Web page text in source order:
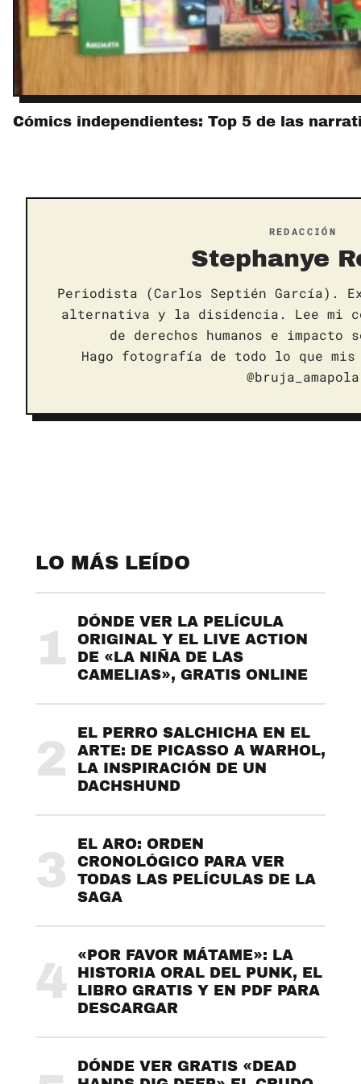
Cómics independientes: Top 5 de las
REDACCIÓN
Stephanye
Periodista (Carlos Septién García).
alternativa y la disidencia. Lee mi
de derechos humanos e
Hago fotografía de todo lo que
@bruja_amapola
LO MÁS LEÍDO
1
DÓNDE VER LA PELÍCULA
ORIGINAL Y EL LIVE ACTION
DE «LA NIÑA DE LAS
CAMELIAS», GRATIS ONLINE
2
EL PERRO SALCHICHA EN EL
ARTE: DE PICASSO A WARHOL,
LA INSPIRACIÓN DE UN
DACHSHUND
3
EL ARO: ORDEN
CRONOLÓGICO PARA VER
TODAS LAS PELÍCULAS DE LA
SAGA
4
«POR FAVOR MÁTAME»: LA
HISTORIA ORAL DEL PUNK, EL
LIBRO GRATIS Y EN PDF PARA
DESCARGAR
DÓNDE VER GRATIS «DEAD